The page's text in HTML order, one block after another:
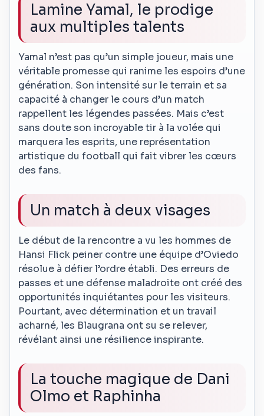
Lamine Yamal, le prodige
aux multiples talents
Yamal n’est pas qu’un simple joueur, mais une
véritable promesse qui ranime les espoirs d’une
génération. Son intensité sur le terrain et sa
capacité à changer le cours d’un match
rappellent les légendes passées. Mais c’est
sans doute son incroyable tir à la volée qui
marquera les esprits, une représentation
artistique du football qui fait vibrer les cœurs
des fans.
Un match à deux visages
Le début de la rencontre a vu les hommes de
Hansi Flick peiner contre une équipe d’Oviedo
résolue à défier l’ordre établi. Des erreurs de
passes et une défense maladroite ont créé des
opportunités inquiétantes pour les visiteurs.
Pourtant, avec détermination et un travail
acharné, les Blaugrana ont su se relever,
révélant ainsi une résilience inspirante.
La touche magique de Dani
Olmo et Raphinha